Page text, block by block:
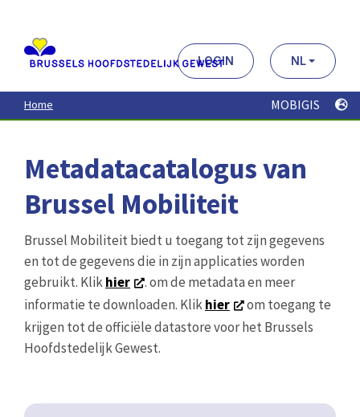
contenu
principal
LOGIN NL
Home MOBIGIS
Metadatacatalogus van
Brussel Mobiliteit
Brussel Mobiliteit biedt u toegang tot zijn gegevens
en tot de gegevens die in zijn applicaties worden
gebruikt. Klikhier
. om de metadata en meer
informatie te downloaden. Klikhier
om toegang te
krijgen tot de officiële datastore voor het Brussels
Hoofdstedelijk Gewest.